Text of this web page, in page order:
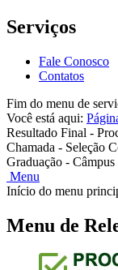
Serviços
Fale Conosco
Contatos
Fim do menu de
Você está aqui:
Resultado Final -
Chamada - Seleção
Graduação - Câmpus
Menu
Início do menu
Menu de